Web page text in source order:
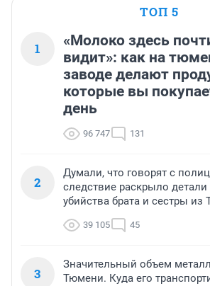
ТОП 5
1
«Молоко здесь
видит»: как на
заводе делают
которые вы
день
96 747 131
2
Думали, что говорят с
следствие раскрыло детали
убийства брата и сестры из
39 105 45
3
Значительный объем
Тюмени. Куда его